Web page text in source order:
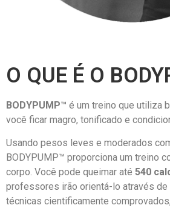
O QUE É O
BODYPUMP™ é um treino que utiliza
você ficar magro, tonificado e
Usando pesos leves e moderados
BODYPUMP™ proporciona um treino
corpo. Você pode queimar até 540
professores irão orientá-lo através
técnicas cientificamente